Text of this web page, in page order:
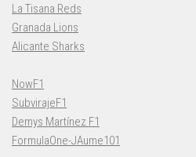
La Tisana Reds
Granada Lions
Alicante Sharks
NowF1
SubvirajeF1
Demys Martínez F1
FormulaOne-JAume101